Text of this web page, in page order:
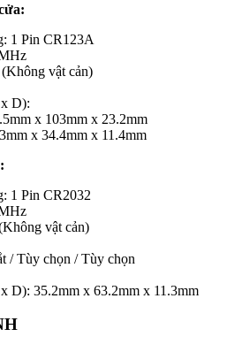
1 Pin CR123A
vật cản)
D):
x 103mm x 23.2mm
x 34.4mm x 11.4mm
1 Pin CR2032
vật cản)
/ Tùy chọn / Tùy chọn
D): 35.2mm x 63.2mm x 11.3mm